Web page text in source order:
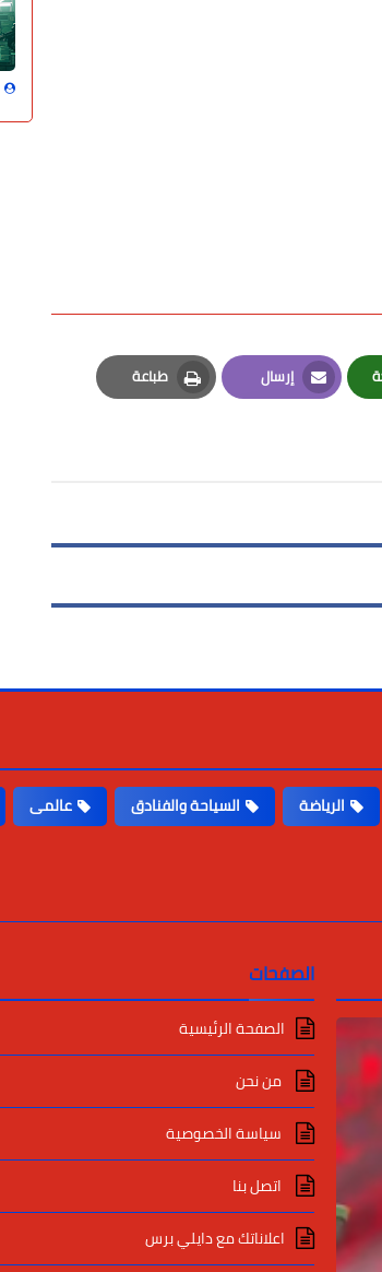
إرسال
Email
طباعة
Print
الرياضة السياحة والفنادق عالمى
الصفحات
الصفحة الرئيسية
من نحن
سياسة الخصوصية
اتصل بنا
اعلاناتك مع دايلي برس